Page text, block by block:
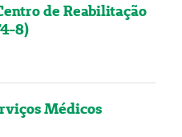
de Reabilitação
8)
Médicos